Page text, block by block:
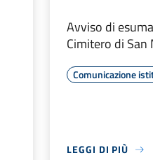
Avviso di
Cimitero di
Comunicazione
LEGGI DI PIÙ